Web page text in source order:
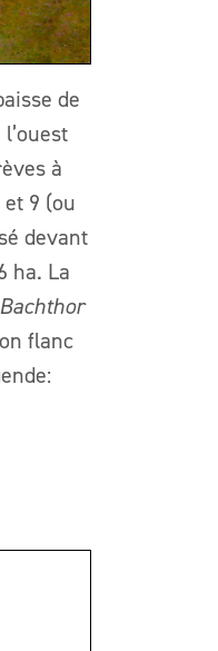
de
à
9 (ou
devant
ha. La
Bachthor
flanc